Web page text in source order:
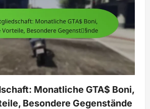
Monatliche GTA$ Boni,
Besondere Gegenstände